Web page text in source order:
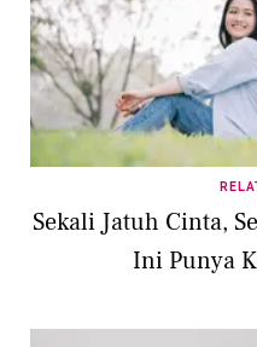
Sekali Jatuh Cinta,
Ini Punya